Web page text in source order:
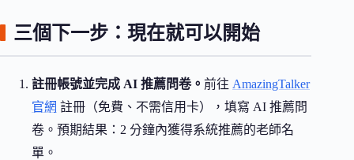
三個下一步：現在就可以開始
註冊帳號並完成 AI 推薦問卷。 前往 AmazingTalker
官網 註冊（免費、不需信用卡），填寫 AI 推薦問
卷。預期結果：2 分鐘內獲得系統推薦的老師名
單。